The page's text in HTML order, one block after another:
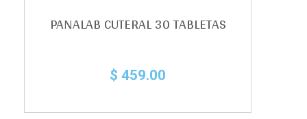
PANALAB CUTERAL 30 TABLETAS
$ 459.00